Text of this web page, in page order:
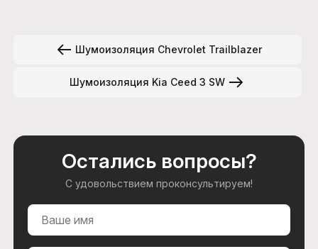
Шумоизоляция Chevrolet Trailblazer
Шумоизоляция Kia Ceed 3 SW
Остались вопросы?
С удовольствием проконсультируем!